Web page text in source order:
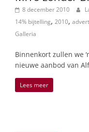
8 december 2010
14% bijtelling, 2010,
Galleria
Binnenkort zullen we
nieuwe aanbod van
Lees meer